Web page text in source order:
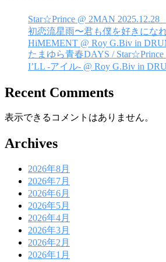
Star☆Prince @ 2MAN 2025.12.28
初恋流星雨〜君も僕を好きにな
HiMEMENT @ Roy G.Biv in
たまゆら青春DAYS /
I’LL -アイル- @ Roy G.Biv in
Recent Comments
表示できるコメントはありません。
Archives
2026年8月
2026年7月
2026年6月
2026年5月
2026年4月
2026年3月
2026年2月
2026年1月